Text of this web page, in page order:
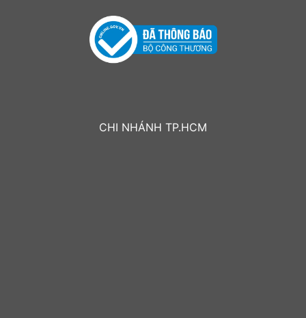
CHI NHÁNH TP.HCM